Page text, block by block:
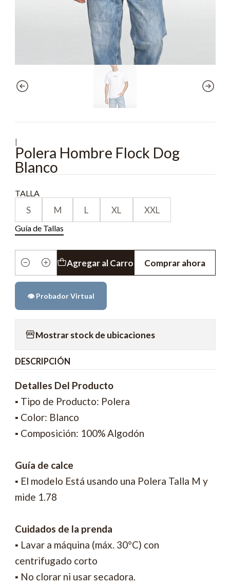
|
Polera Hombre Flock Dog
Blanco
TALLA
S M L XL XXL
Guía de Tallas
Cantidad
Agregar al Carro Comprar ahora
👁️ Probador Virtual
Mostrar stock de ubicaciones
DESCRIPCIÓN
Detalles Del Producto
▪ Tipo de Producto: Polera
▪ Color: Blanco
▪ Composición: 100% Algodón
Guía de calce
▪ El modelo Está usando una Polera Talla M y
mide 1.78
Cuidados de la prenda
▪ Lavar a máquina (máx. 30°C) con
centrifugado corto
▪ No clorar ni usar secadora.